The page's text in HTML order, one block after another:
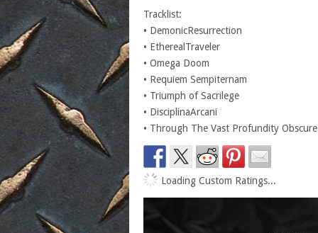
Tracklist:
• DemonicResurrection
• EtherealTraveler
• Omega Doom
• Requiem Sempiternam
• Triumph of Sacrilege
• DisciplinaArcani
• Through The Vast Profundity Obscure
Loading Custom Ratings...